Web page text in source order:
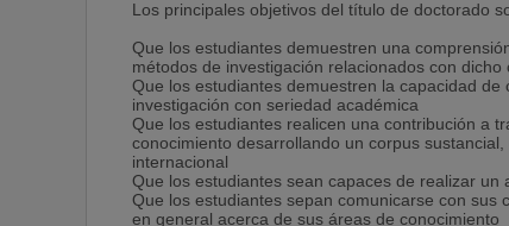
Los principales objetivos del título de doctorado
Que los estudiantes demuestren una
métodos de investigación relacionados con dicho
Que los estudiantes demuestren la capacidad
investigación con seriedad académica
Que los estudiantes realicen una contribución a
conocimiento desarrollando un corpus
internacional
Que los estudiantes sean capaces de realizar
Que los estudiantes sepan comunicarse con sus
en general acerca de sus áreas de conocimiento